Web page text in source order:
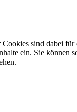
sind dabei
ein. Sie können